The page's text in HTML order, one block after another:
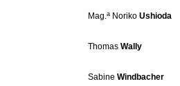
Mag.a Noriko Ushioda
Thomas Wally
Sabine Windbacher